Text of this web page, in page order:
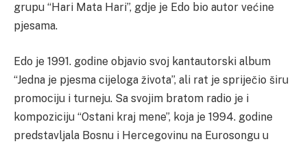
grupu “Hari Mata Hari”, gdje je Edo bio autor većine
pjesama.
Edo je 1991. godine objavio svoj kantautorski album
“Jedna je pjesma cijeloga života”, ali rat je spriječio širu
promociju i turneju. Sa svojim bratom radio je i
kompoziciju “Ostani kraj mene”, koja je 1994. godine
predstavljala Bosnu i Hercegovinu na Eurosongu u